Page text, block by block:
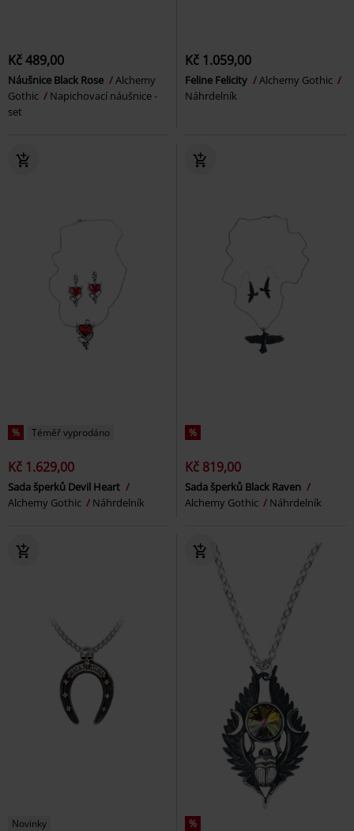
Kč 489,00
Náušnice Black Rose
Alchemy
Gothic
Napichovací náušnice -
set
Kč 1.059,00
Feline Felicity
Alchemy Gothic
Náhrdelník
% Téměř vyprodáno
Kč 1.629,00
Sada šperků Devil Heart
Alchemy Gothic
Náhrdelník
%
Kč 819,00
Sada šperků Black Raven
Alchemy Gothic
Náhrdelník
Novinky %